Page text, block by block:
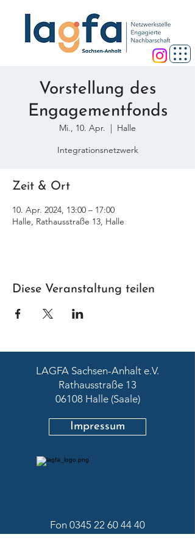
Vorstellung des
Engagementfonds
Mi., 10. Apr.
  |
Halle
Integrationsnetzwerk
Zeit & Ort
10. Apr. 2024, 13:00 – 17:00
Halle, Rathausstraße 13, Halle
Diese Veranstaltung teilen
LAGFA Sachsen-Anhalt e.V.
Rathausstraße 13
06108 Halle (Saale)
Impressum
Fon 0345 22 60 44 40